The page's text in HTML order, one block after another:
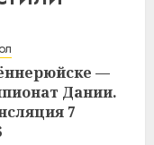
—
Дании.
7